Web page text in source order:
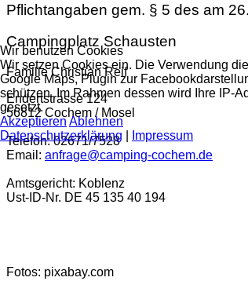
Pflichtangaben gem. § 5 des am
Campingplatz Schausten
Familie Christian Reif
Endertstrasse 124
56812 Cochem / Mosel
Telefon: 02671/7528
Email: anfrage@camping-cochem.de
Amtsgericht: Koblenz
Ust-ID-Nr. DE 45 135 40 194
Fotos: pixabay.com
Wir benutzen Cookies
Wir setzen Cookies ein. Die Verwendung
Google Maps, Plugin zur
schützen. Im Rahmen dessen wird Ihre IP-
gesetzt.
AkzeptierenAblehnen
Datenschutzerklärung
Impressum